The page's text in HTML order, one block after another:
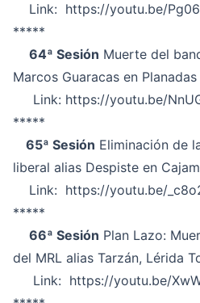
Link: https://youtu.be/
*****
64ª Sesión Muerte del
Marcos Guaracas en
Link: https://youtu.be/
*****
65ª Sesión Eliminación de
liberal alias Despiste en
Link: https://youtu.be/
*****
66ª Sesión Plan Lazo:
del MRL alias Tarzán, Lérida
Link: https://youtu.be/